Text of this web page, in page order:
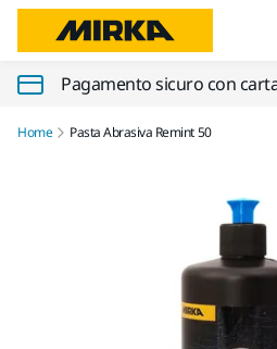
Pagamento sicuro con
Home Pasta Abrasiva Remint 50